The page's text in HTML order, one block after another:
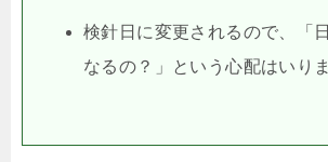
検針日に変更されるので、「
なるの？」という心配はいり